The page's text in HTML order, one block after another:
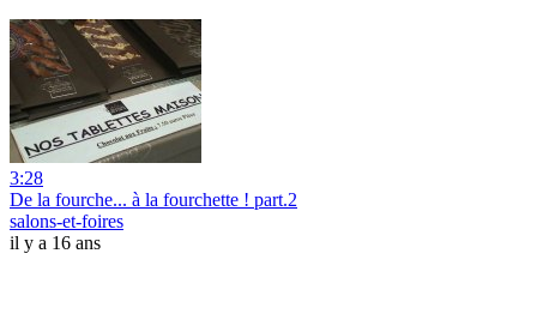
3:28
De la fourche... à la fourchette ! part.2
salons-et-foires
il y a 16 ans